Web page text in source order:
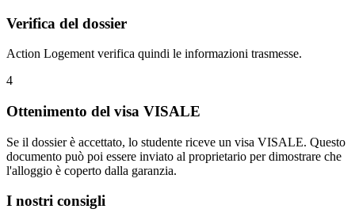
Verifica del dossier
Action Logement verifica quindi le informazioni trasmesse.
4
Ottenimento del visa VISALE
Se il dossier è accettato, lo studente riceve un visa VISALE. Questo
documento può poi essere inviato al proprietario per dimostrare che
l'alloggio è coperto dalla garanzia.
I nostri consigli